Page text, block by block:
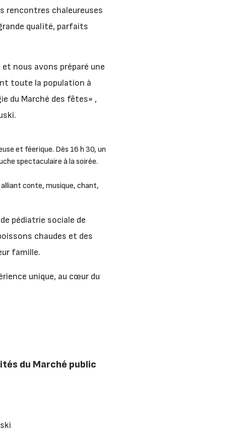
rencontres chaleureuses
qualité, parfaits
nous avons préparé une
toute la population à
du Marché des fêtes» ,
et féerique. Dès 16 h 30, un
spectaculaire à la soirée.
conte, musique, chant,
pédiatrie sociale de
chaudes et des
famille.
unique, au cœur du
du Marché public